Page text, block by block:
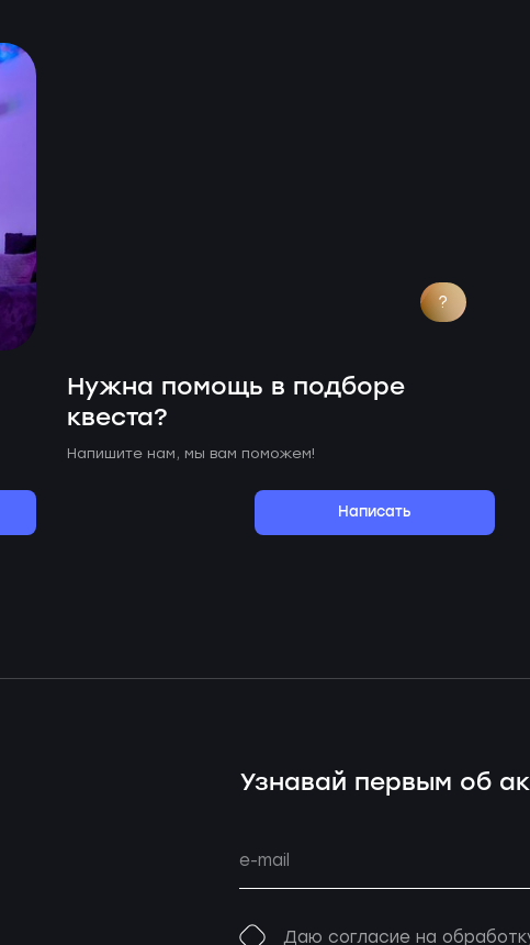
?
Нужна помощь в подборе
квеста?
Напишите нам, мы вам поможем!
Написать
Узнавай первым об
Даю согласие на